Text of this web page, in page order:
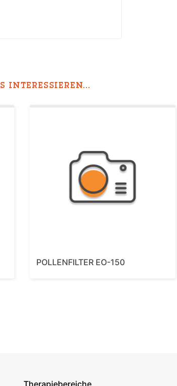
INTERESSIEREN...
POLLENFILTER EO-150
Therapiebereiche